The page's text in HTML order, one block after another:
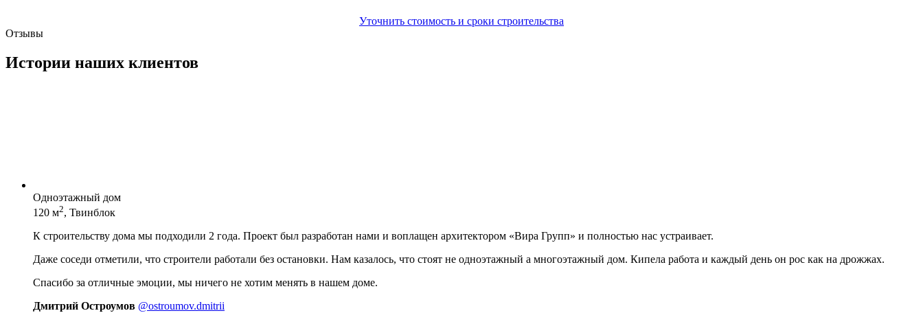
Уточнить стоимость и сроки строительства
Отзывы
Истории наших клиентов
Одноэтажный дом
120 м2, Твинблок
К строительству дома мы подходили 2 года. Проект был разработан нами и воплащен архитектором «Вира Групп» и полностью нас устраивает.
Даже соседи отметили, что строители работали без остановки. Нам казалось, что стоят не одноэтажный а многоэтажный дом. Кипела работа и каждый день он рос как на дрожжах.
Спасибо за отличные эмоции, мы ничего не хотим менять в нашем доме.
Дмитрий Остроумов @ostroumov.dmitrii